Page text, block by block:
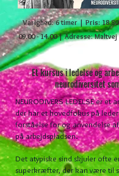
Varighed: 6 timer | Pris:
09.00 - 14.00| Adresse: Maltvej
Et kursus i ledelse og
neurodiversitet
NEURODIVERS LEDELSE er et
der har et hovedfokus på
forståelse for og anvendelse
på arbejdspladsen.
Det atypiske sind skjuler ofte
superkræfter, der kan være til